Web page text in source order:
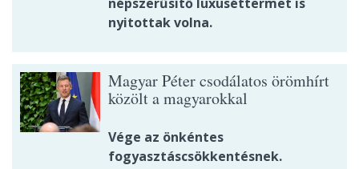
nyitottak volna.
Magyar Péter csodálatos örömhírt
közölt a magyarokkal
Vége az önkéntes
fogyasztáscsökkentésnek.